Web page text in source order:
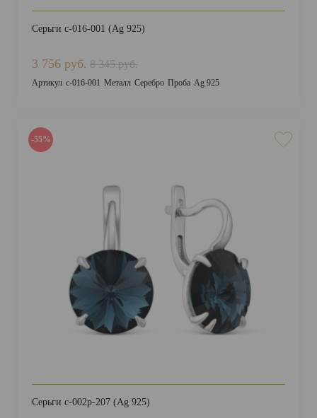
Серьги с-016-001 (Ag 925)
3 756 руб. 8 345 руб.
Артикул с-016-001 Металл Серебро Проба Ag 925
-55%
Серьги с-002р-207 (Ag 925)